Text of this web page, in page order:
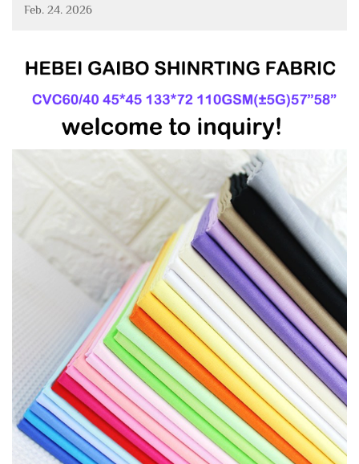
กลายเป็นผ้าโปรดชิ้นใหม่ของคุณ – ผ้าสำหรับทำเสื้อเชิ้ตที่
Feb. 24. 2026